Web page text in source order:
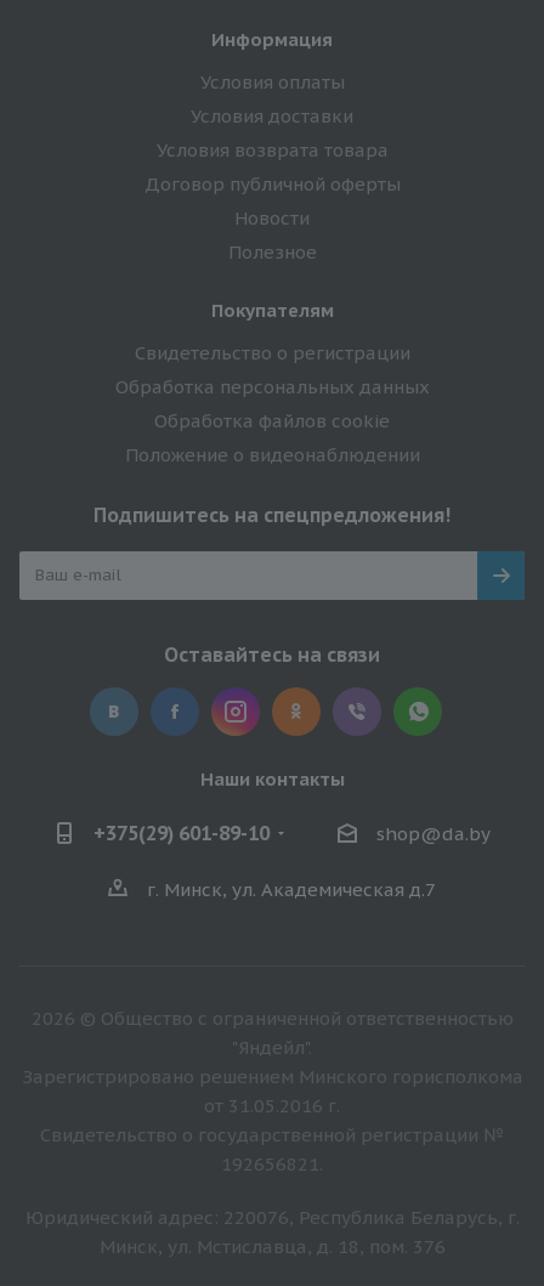
Информация
Условия оплаты
Условия доставки
Условия возврата товара
Договор публичной оферты
Новости
Полезное
Покупателям
Свидетельство о регистрации
Обработка персональных данных
Обработка файлов cookie
Положение о видеонаблюдении
Подпишитесь на спецпредложения!
Оставайтесь на связи
Наши контакты
+375(29) 601-89-10 shop@da.by
г. Минск, ул. Академическая д.7
2026 © Общество с ограниченной ответственностью
"Яндейл".
Зарегистрировано решением Минского горисполкома
от 31.05.2016 г.
Свидетельство о государственной регистрации №
192656821.
Юридический адрес: 220076, Республика Беларусь, г.
Минск, ул. Мстиславца, д. 18, пом. 376